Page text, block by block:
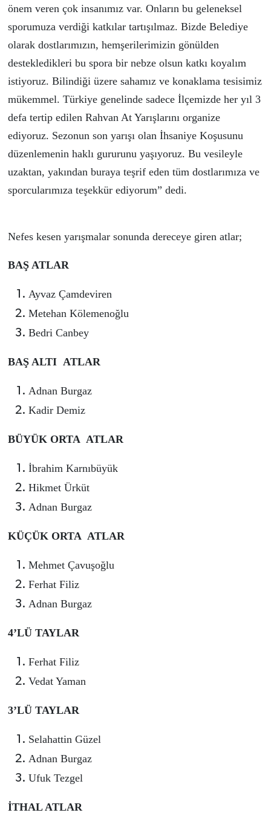
önem veren çok insanımız var. Onların bu geleneksel
sporumuza verdiği katkılar tartışılmaz. Bizde Belediye
olarak dostlarımızın, hemşerilerimizin gönülden
destekledikleri bu spora bir nebze olsun katkı koyalım
istiyoruz. Bilindiği üzere sahamız ve konaklama tesisimiz
mükemmel. Türkiye genelinde sadece İlçemizde her yıl 3
defa tertip edilen Rahvan At Yarışlarını organize
ediyoruz. Sezonun son yarışı olan İhsaniye Koşusunu
düzenlemenin haklı gururunu yaşıyoruz. Bu vesileyle
uzaktan, yakından buraya teşrif eden tüm dostlarımıza ve
sporcularımıza teşekkür ediyorum” dedi.
Nefes kesen yarışmalar sonunda dereceye giren atlar;
BAŞ ATLAR
Ayvaz Çamdeviren
Metehan Kölemenoğlu
Bedri Canbey
BAŞ ALTI ATLAR
Adnan Burgaz
Kadir Demiz
BÜYÜK ORTA ATLAR
İbrahim Karnıbüyük
Hikmet Ürküt
Adnan Burgaz
KÜÇÜK ORTA ATLAR
Mehmet Çavuşoğlu
Ferhat Filiz
Adnan Burgaz
4’LÜ TAYLAR
Ferhat Filiz
Vedat Yaman
3’LÜ TAYLAR
Selahattin Güzel
Adnan Burgaz
Ufuk Tezgel
İTHAL ATLAR